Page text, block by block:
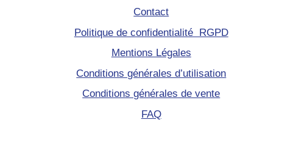
Contact
Politique de confidentialité RGPD
Mentions Légales
Conditions générales d’utilisation
Conditions générales de vente
FAQ